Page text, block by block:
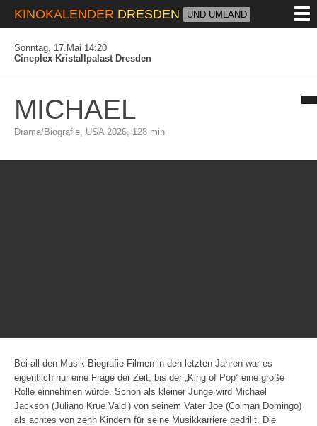
KINOKALENDER DRESDEN UND UMLAND
Sonntag, 17.Mai 14:20
Cineplex Kristallpalast Dresden
MICHAEL
Drama/Biografie, USA 2026, 128 min
Bei all den Musik-Biografie-Filmen in den letzten Jahren war es
eigentlich nur eine Frage der Zeit, bis der „King of Pop“ eine große
Rolle einnehmen würde. Schon als kleiner Junge wird Michael
Jackson (Juliano Krue Valdi) von seinem Vater Joe (Colman Domingo)
als achtes von zehn Kindern für seine Musikkarriere gedrillt. Die